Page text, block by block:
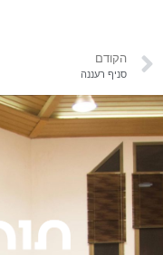
הקודם
סניף רעננה